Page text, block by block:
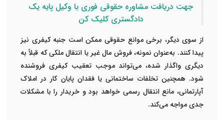
جهت دریافت مشاوره حقوقی فوری با وکیل پایه یک
دادگستری کلیک کن
از سوی دیگر، برخی موانع حقوقی ممکن است جنبه کیفری نیز
پیدا کنند. به‌عنوان نمونه، فروش مال غیر یا انتقال ملکی که قبلاً به
دیگری واگذار شده، می‌تواند موجب تعقیب کیفری فروشنده
شود. همچنین تخلفات ساختمانی یا فقدان پایان کار در املاک
آپارتمانی، مانع انتقال رسمی خواهد بود و خریدار را با مشکلات
جدی مواجه می‌کند.